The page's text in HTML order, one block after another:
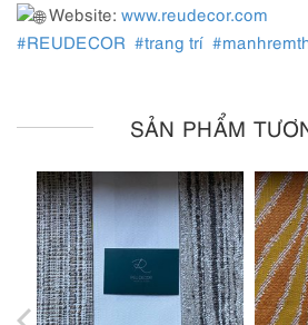
Website: www.reudecor.com
#REUDECOR #trang trí
SẢN PHẨM